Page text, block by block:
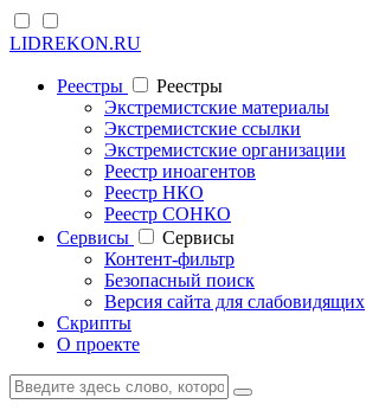
LIDREKON.RU
Реестры
Реестры
Экстремистские материалы
Экстремистские ссылки
Экстремистские организации
Реестр иноагентов
Реестр НКО
Реестр СОНКО
Cервисы
Cервисы
Контент-фильтр
Безопасный поиск
Версия сайта для слабовидящих
Скрипты
О проекте